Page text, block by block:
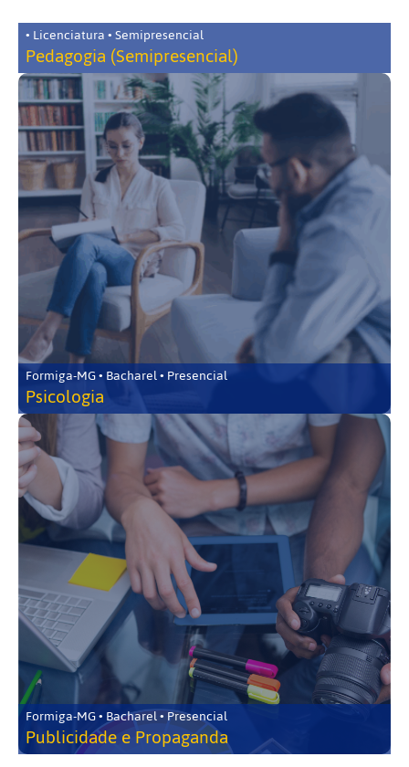
• Licenciatura • Semipresencial
Pedagogia (Semipresencial)
Formiga-MG • Bacharel • Presencial
Psicologia
Formiga-MG • Bacharel • Presencial
Publicidade e Propaganda